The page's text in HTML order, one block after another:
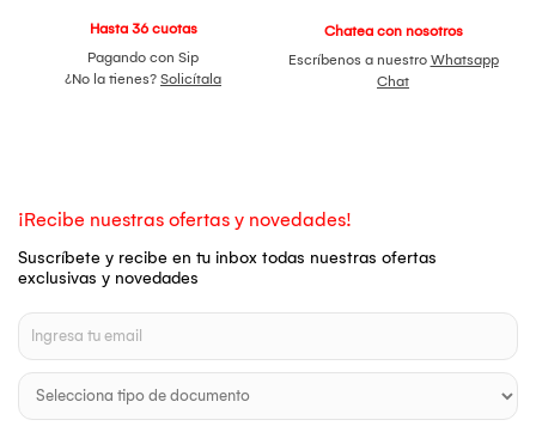
Hasta 36 cuotas
Pagando con Sip
¿No la tienes? Solicítala
Chatea con nosotros
Escríbenos a nuestro Whatsapp
Chat
¡Recibe nuestras ofertas y novedades!
Suscríbete y recibe en tu inbox todas nuestras ofertas
exclusivas y novedades